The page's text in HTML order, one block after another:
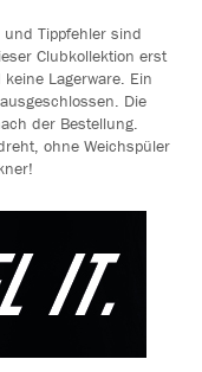
Tippfehler sind
Clubkollektion erst
Lagerware. Ein
Die
der Bestellung.
ohne Weichspüler